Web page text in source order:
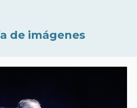
de imágenes